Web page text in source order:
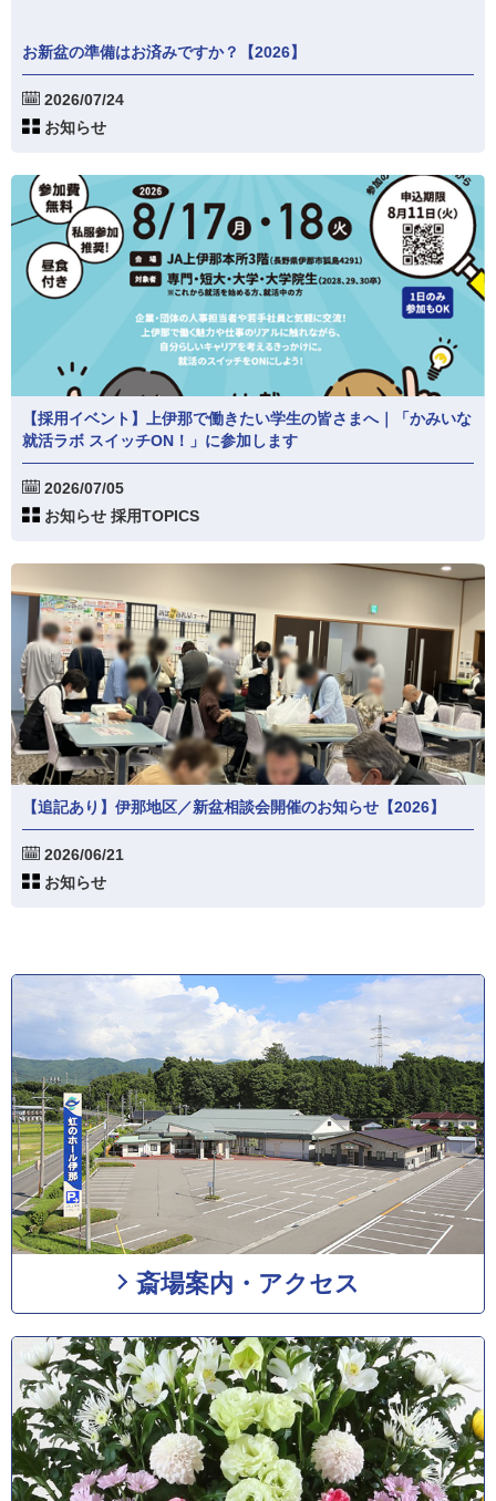
お新盆の準備はお済みですか？【2026】
2026/07/24
お知らせ
【採用イベント】上伊那で働きたい学生の皆さまへ｜「かみいな
就活ラボ スイッチON！」に参加します
2026/07/05
お知らせ 採用TOPICS
【追記あり】伊那地区／新盆相談会開催のお知らせ【2026】
2026/06/21
お知らせ
斎場案内・アクセス